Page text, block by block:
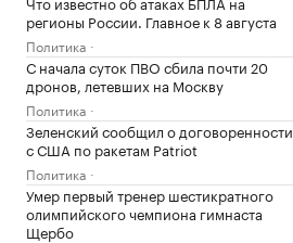
регионы России. Главное к 8 августа
Политика
С начала суток ПВО сбила почти 20
дронов, летевших на Москву
Политика
Зеленский сообщил о договоренности
с США по ракетам Patriot
Политика
Умер первый тренер шестикратного
олимпийского чемпиона гимнаста
Щербо